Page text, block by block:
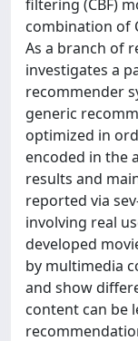
filtering (CBF)
combination of
As a branch of
investigates a
recommender
generic
optimized in
encoded in the
results and
reported via
involving real
developed
by multimedia
and show
content can be